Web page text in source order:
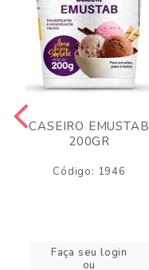
CASEIRO EMUSTAB
200GR
Código: 1946
Faça seu login
ou